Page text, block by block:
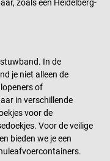
zoals een Heidelberg-
In de
je niet alleen de
of
in verschillende
voor de
Voor de veilige
bieden we je een